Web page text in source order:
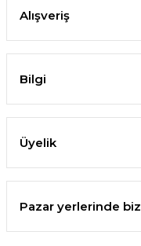
Alışveriş
Bilgi
Üyelik
Pazar yerlerinde biz